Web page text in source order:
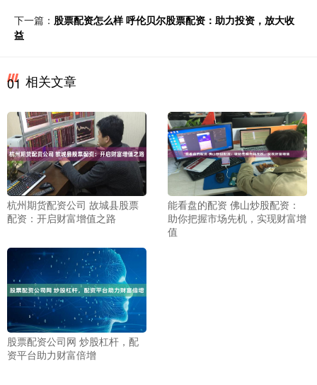
下一篇： 股票配资怎么样 呼伦贝尔股票配资：助力投资，放大收
益
01 相关文章
杭州期货配资公司 故城县股票
配资：开启财富增值之路
能看盘的配资 佛山炒股配资：
助你把握市场先机，实现财富增
值
股票配资公司网 炒股杠杆，配
资平台助力财富倍增